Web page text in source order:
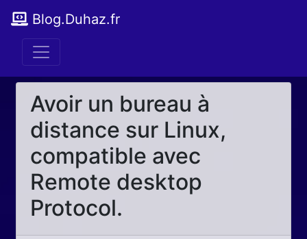
Blog.Duhaz.fr
Avoir un bureau à
distance sur Linux,
compatible avec
Remote desktop
Protocol.